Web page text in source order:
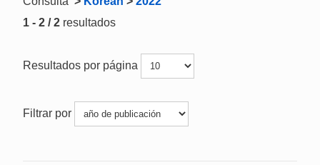
1 - 2 / 2 resultados
Resultados por página
Filtrar por